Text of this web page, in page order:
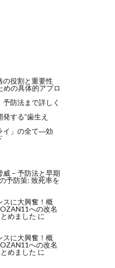
の役割と重要性
めの具体的アプロ
防法まで詳しく
する”歯生え
イ」の全て―効
– 予防法と早期
予防策: 致死率を
スに大興奮！概
への改名
めました に
スに大興奮！概
への改名
めました に